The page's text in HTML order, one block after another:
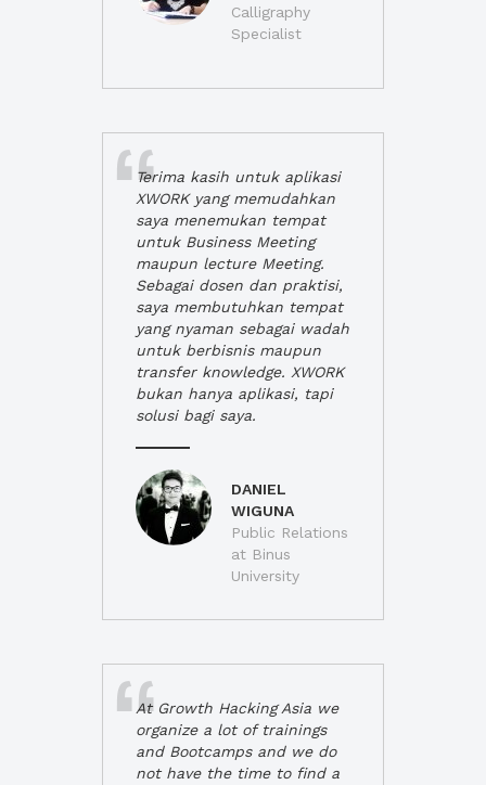
Calligraphy
Specialist
Terima kasih untuk aplikasi
XWORK yang memudahkan
saya menemukan tempat
untuk Business Meeting
maupun lecture Meeting.
Sebagai dosen dan praktisi,
saya membutuhkan tempat
yang nyaman sebagai wadah
untuk berbisnis maupun
transfer knowledge. XWORK
bukan hanya aplikasi, tapi
solusi bagi saya.
DANIEL
WIGUNA
Public Relations
at Binus
University
At Growth Hacking Asia we
organize a lot of trainings
and Bootcamps and we do
not have the time to find a